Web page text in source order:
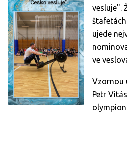
vesluje".
ujede
ve
Vzornou
Petr